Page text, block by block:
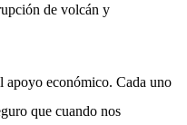
de volcán y
apoyo económico. Cada uno
que cuando nos